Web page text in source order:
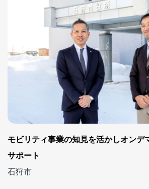
モビリティ事業の知見を活かしオンデ
サポート
石狩市